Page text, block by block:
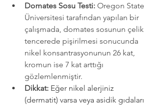
Domates Sosu Testi: Oregon State
Üniversitesi tarafından yapılan bir
çalışmada, domates sosunun çelik
tencerede pişirilmesi sonucunda
nikel konsantrasyonunun 26 kat,
kromun ise 7 kat arttığı
gözlemlenmiştir.
Dikkat: Eğer nikel alerjiniz
(dermatit) varsa veya asidik gıdaları